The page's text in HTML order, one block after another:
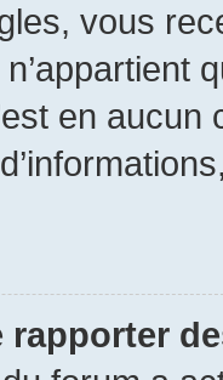
vous
en